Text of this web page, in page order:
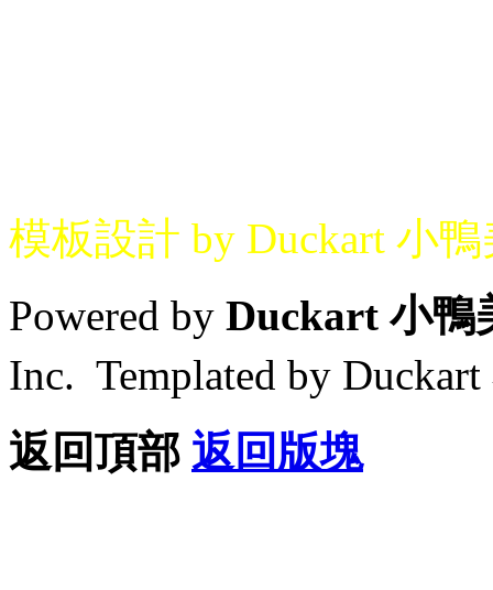
模板設計 by Duckart 小
Powered by Duckart 小鴨
Inc. Templated by
返回頂部 返回版塊